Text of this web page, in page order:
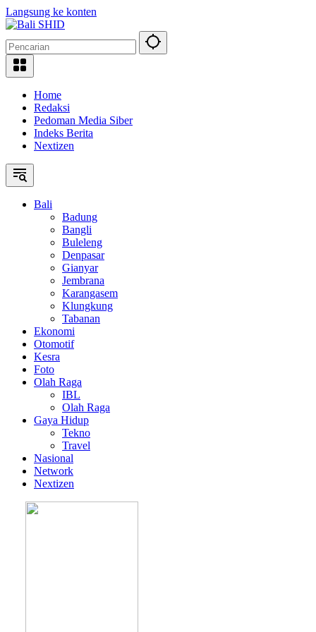
Langsung ke konten
Home
Redaksi
Pedoman Media Siber
Indeks Berita
Nextizen
Bali
Badung
Bangli
Buleleng
Denpasar
Gianyar
Jembrana
Karangasem
Klungkung
Tabanan
Ekonomi
Otomotif
Kesra
Foto
Olah Raga
IBL
Olah Raga
Gaya Hidup
Tekno
Travel
Nasional
Network
Nextizen